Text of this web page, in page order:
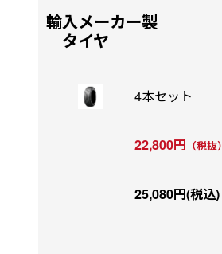
輸入メーカー製
タイヤ
4本セット
22,800円 （税抜）
25,080円(税込)